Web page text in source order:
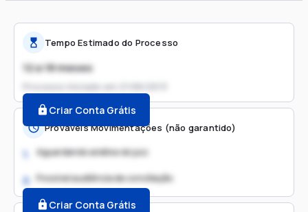
Tempo Estimado do Processo
12 a 18 meses
Processo iniciado em
Criar Conta Grátis
Prováveis Movimentações (não garantido)
1. Aguardando análise do juiz
2. Possível audiência de conciliação
Criar Conta Grátis